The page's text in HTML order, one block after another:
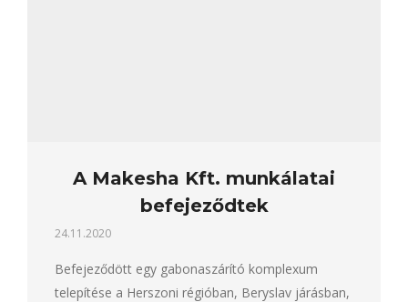
A Makesha Kft. munkálatai
befejeződtek
24.11.2020
Befejeződött egy gabonaszárító komplexum
telepítése a Herszoni régióban, Beryslav járásban,